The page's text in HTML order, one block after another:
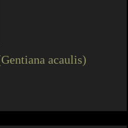
acaulis)